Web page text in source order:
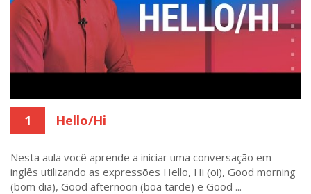
1 Hello/Hi
Nesta aula você aprende a iniciar uma conversação em
inglês utilizando as expressões Hello, Hi (oi), Good morning
(bom dia), Good afternoon (boa tarde) e Good ...